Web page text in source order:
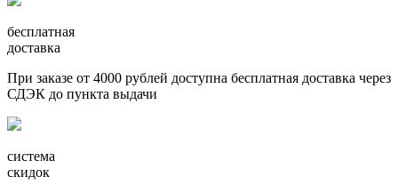
бесплатная
доставка
При заказе от 4000 рублей доступна бесплатная доставка через
СДЭК до пункта выдачи
система
скидок